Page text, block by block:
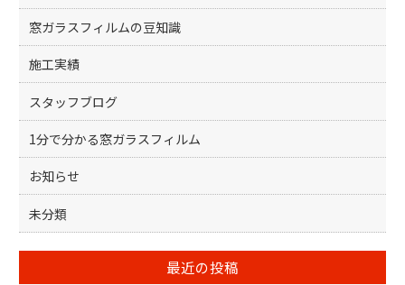
窓ガラスフィルムの豆知識
施工実績
スタッフブログ
1分で分かる窓ガラスフィルム
お知らせ
未分類
最近の投稿